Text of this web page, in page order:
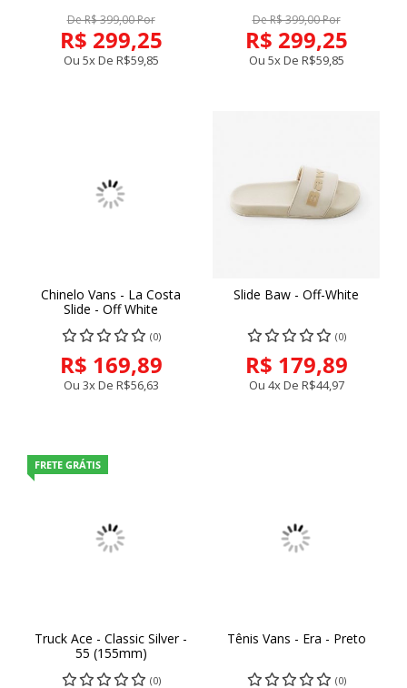
De R$ 399,00 Por
R$ 299,25
Ou 5x De R$59,85
De R$ 399,00 Por
R$ 299,25
Ou 5x De R$59,85
Chinelo Vans - La Costa
Slide - Off White
(0)
R$ 169,89
Ou 3x De R$56,63
Slide Baw - Off-White
(0)
R$ 179,89
Ou 4x De R$44,97
FRETE GRÁTIS
Truck Ace - Classic Silver -
55 (155mm)
(0)
Tênis Vans - Era - Preto
(0)